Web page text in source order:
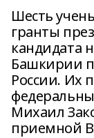
Шесть
гранты
кандидата
Башкирии
России. Их
Михаил
приемной